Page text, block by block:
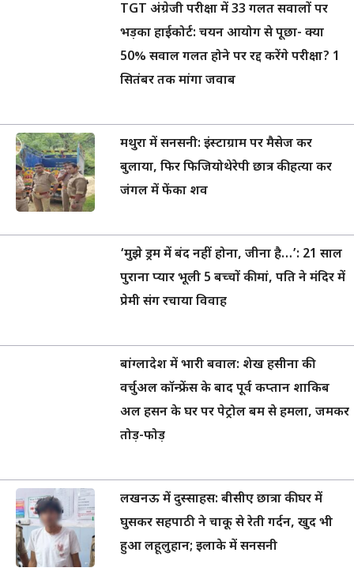
TGT अंग्रेजी परीक्षा में 33 गलत सवालों पर
भड़का हाईकोर्ट: चयन आयोग से पूछा- क्या
50% सवाल गलत होने पर रद्द करेंगे परीक्षा? 1
सितंबर तक मांगा जवाब
मथुरा में सनसनी: इंस्टाग्राम पर मैसेज कर
बुलाया, फिर फिजियोथेरेपी छात्र की हत्या कर
जंगल में फेंका शव
‘मुझे ड्रम में बंद नहीं होना, जीना है…’: 21 साल
पुराना प्यार भूली 5 बच्चों की मां, पति ने मंदिर में
प्रेमी संग रचाया विवाह
बांग्लादेश में भारी बवाल: शेख हसीना की
वर्चुअल कॉन्फ्रेंस के बाद पूर्व कप्तान शाकिब
अल हसन के घर पर पेट्रोल बम से हमला, जमकर
तोड़-फोड़
लखनऊ में दुस्साहस: बीसीए छात्रा की घर में
घुसकर सहपाठी ने चाकू से रेती गर्दन, खुद भी
हुआ लहूलुहान; इलाके में सनसनी